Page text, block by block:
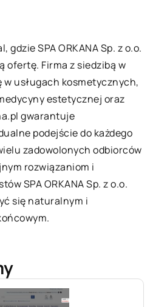
gdzie SPA ORKANA Sp. z o.o.
ofertę. Firma z siedzibą w
usługach kosmetycznych,
estetycznej oraz
gwarantuje
podejście do każdego
zadowolonych odbiorców
rozwiązaniom i
SPA ORKANA Sp. z o.o.
się naturalnym i